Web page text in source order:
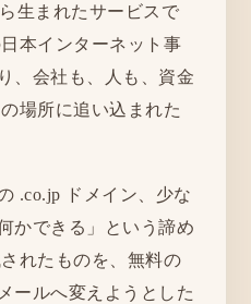
生まれたサービスで
本インターネット事
、会社も、人も、資金
場所に追い込まれた
.co.jp ドメイン、少な
かできる」という諦め
れたものを、無料の
ールへ変えようとした